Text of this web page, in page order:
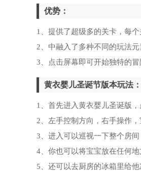
优势：
1、提供了超级多的关卡，每
2、中融入了多种不同的玩法
3、点击屏幕即可开始独特的
黄衣婴儿圣诞节版本玩法：
1、首先进入黄衣婴儿圣诞版，
2、左手控制方向，右手操作
3、进入可以巡视一下整个房
4、你也可以将宝宝放在任何
5、还可以去厨房的冰箱里给